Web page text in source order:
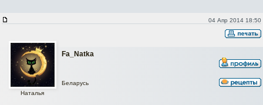
04 Апр 2014 18:50
Fa_Natka
Наталья
Беларусь